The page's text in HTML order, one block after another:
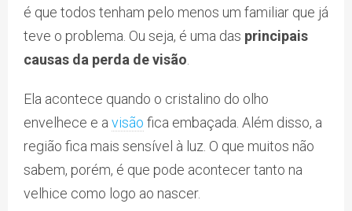
é que todos tenham pelo menos um familiar que já
teve o problema. Ou seja, é uma das principais
causas da perda de visão
Ela acontece quando o cristalino do olho
envelhece e a visão fica embaçada. Além disso, a
região fica mais sensível à luz. O que muitos não
sabem, porém, é que pode acontecer tanto na
velhice como logo ao nascer.